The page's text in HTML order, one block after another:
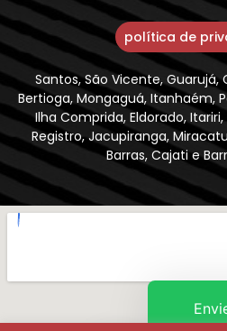
política de
Santos, São Vicente, Guarujá,
Bertioga, Mongaguá, Itanhaém,
Ilha Comprida, Eldorado,
Registro, Jacupiranga,
Barras, Cajati e